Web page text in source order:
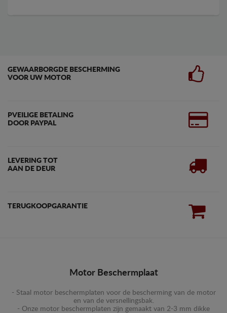
GEWAARBORGDE BESCHERMING
VOOR UW MOTOR
PVEILIGE BETALING
DOOR PAYPAL
LEVERING TOT
AAN DE DEUR
TERUGKOOPGARANTIE
Motor Beschermplaat
- Staal motor beschermplaten voor de bescherming van de motor
en van de versnellingsbak.
- Onze motor beschermplaten zijn gemaakt van 2-3 mm dikke